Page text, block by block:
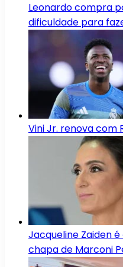
Leonardo compra
dificuldade para
Vini Jr. renova com
Jacqueline Zaiden
chapa de Marconi